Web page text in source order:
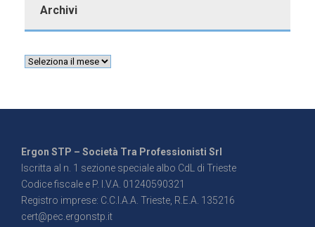
Archivi
Ergon STP – Società Tra Professionisti Srl
Iscritta al n. 1 sezione speciale albo CdL di Trieste
Codice fiscale e P. I.V.A. 01240590321
Registro imprese: C.C.I.A.A. Trieste, R.E.A. 135216
cert@pec.ergonstp.it